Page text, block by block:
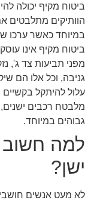
ביטוח מקיף יכולה
הוותיקים מתלבטים
במיוחד כאשר ערכו
ביטוח מקיף אינו
מפני תביעות צד ג',
עלול להיתקל
מלבטח רכבים
גבוהים במיוחד.
למה חשוב
ישן?
לא מעט אנשים